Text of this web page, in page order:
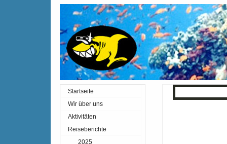
Startseite
Wir über uns
Aktivitäten
Reiseberichte
2025